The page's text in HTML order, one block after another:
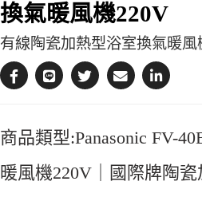
換氣暖風機220V
有線陶瓷加熱型浴室換氣暖風
商品類型:Panasonic FV-
暖風機220V｜國際牌陶